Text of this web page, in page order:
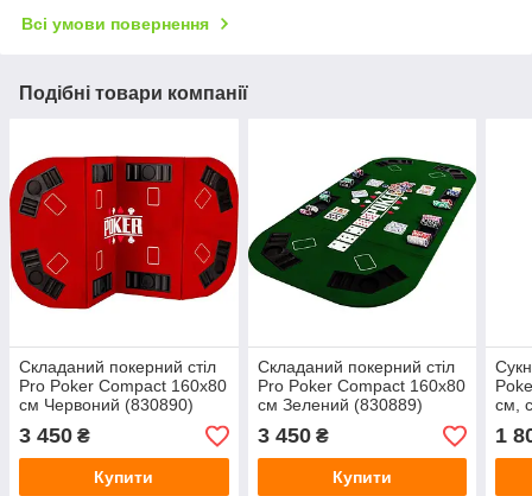
Всі умови повернення
Подібні товари компанії
Складаний покерний стіл
Pro Poker Compact 160x80
см Червоний (830890)
3 450 ₴
Купити
Складаний покерний стіл
Pro Poker Compact 160x80
см Зелений (830889)
3 450₴
Купити
см,
1